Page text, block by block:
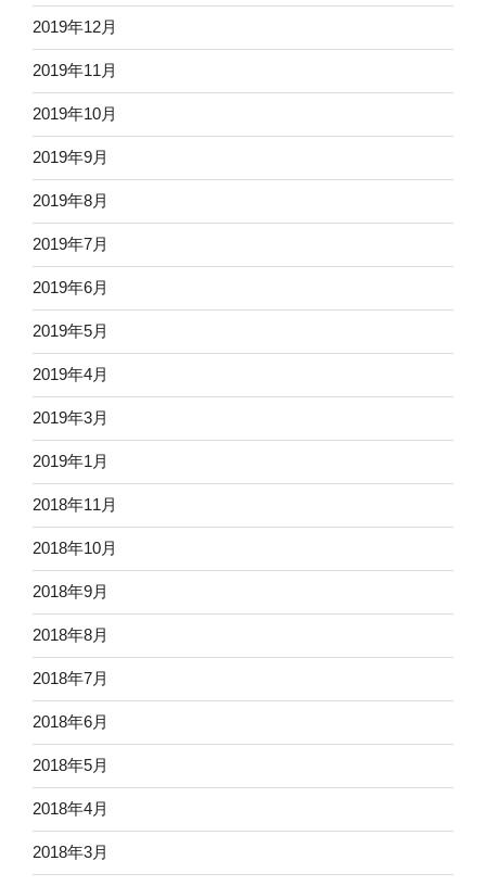
2019年12月
2019年11月
2019年10月
2019年9月
2019年8月
2019年7月
2019年6月
2019年5月
2019年4月
2019年3月
2019年1月
2018年11月
2018年10月
2018年9月
2018年8月
2018年7月
2018年6月
2018年5月
2018年4月
2018年3月